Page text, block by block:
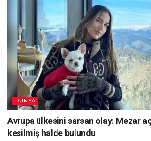
DÜNYA
Avrupa ülkesini sarsan olay: Mezar
kesilmiş halde bulundu